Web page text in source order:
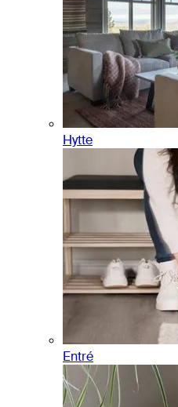
Hytte
Entré